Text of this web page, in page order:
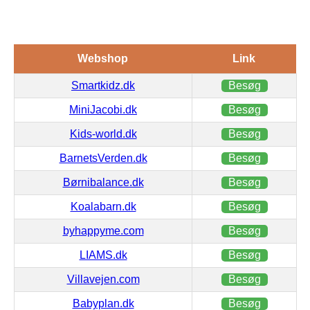
Webshop Link
Smartkidz.dk Besøg
MiniJacobi.dk Besøg
Kids-world.dk Besøg
BarnetsVerden.dk Besøg
Børnibalance.dk Besøg
Koalabarn.dk Besøg
byhappyme.com Besøg
LIAMS.dk Besøg
Villavejen.com Besøg
Babyplan.dk Besøg